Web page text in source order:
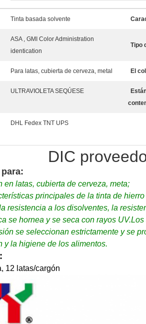
Tinta basada solvente
ASA , GMI Color Administration
identication
Tipo
Para latas, cubierta de cerveza, metal El
ULTRAVIOLETA SEQÚESE
DHL Fedex TNT UPS
DIC
en latas, cubierta de cerveza, meta;
principales de la tinta de
resistencia a los disolventes, la
se hornea y se seca con rayos
se seleccionan estrictamente y se
y la higiene de los alimentos.
12 latas/cargón